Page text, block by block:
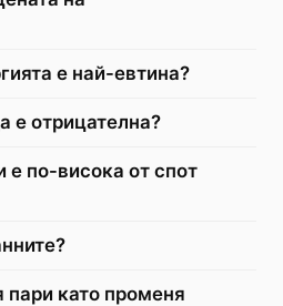
е най-евтина?
е отрицателна?
по-висока от спот
пари като променя